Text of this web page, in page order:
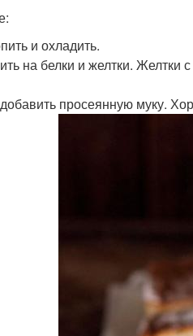
и охладить.
на белки и желтки.
просеянную муку.